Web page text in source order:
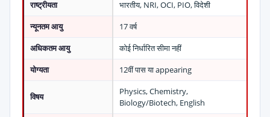
राष्ट्रीयता
भारतीय, NRI, OCI, PIO, विदेशी
न्यूनतम आयु
17 वर्ष
अधिकतम आयु
कोई निर्धारित सीमा नहीं
योग्यता
12वीं पास या appearing
विषय
Physics, Chemistry,
Biology/Biotech, English